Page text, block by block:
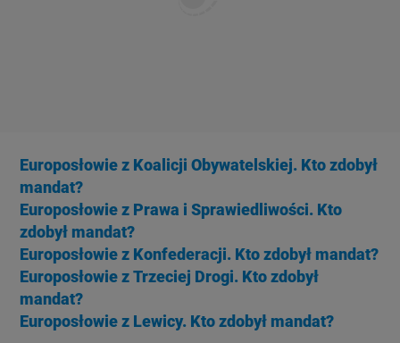
Europosłowie z Koalicji Obywatelskiej. Kto zdobył
mandat?
Europosłowie z Prawa i Sprawiedliwości. Kto
zdobył mandat?
Europosłowie z Konfederacji. Kto zdobył mandat?
Europosłowie z Trzeciej Drogi. Kto zdobył
mandat?
Europosłowie z Lewicy. Kto zdobył mandat?